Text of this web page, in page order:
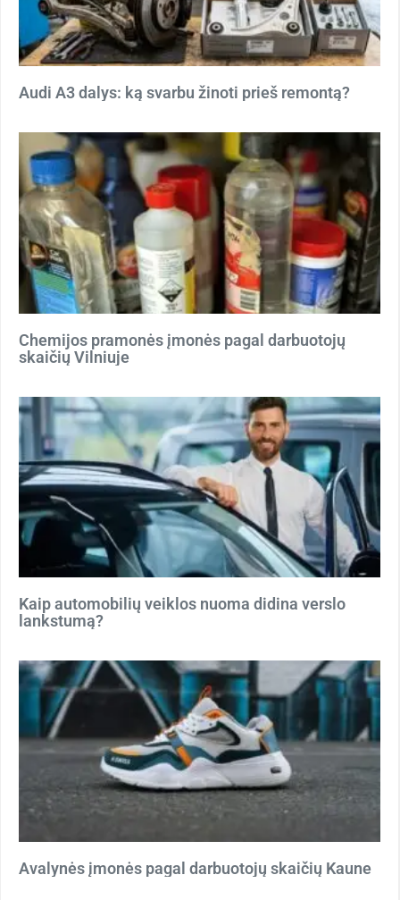
Audi A3 dalys: ką svarbu žinoti prieš remontą?
Chemijos pramonės įmonės pagal darbuotojų
skaičių Vilniuje
Kaip automobilių veiklos nuoma didina verslo
lankstumą?
Avalynės įmonės pagal darbuotojų skaičių Kaune